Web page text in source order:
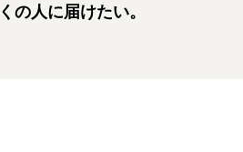
の人に届けたい。